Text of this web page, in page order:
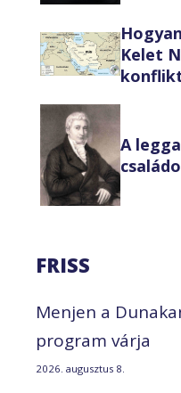
Kelet
A
FRISS
Menjen a
program várja
2026. augusztus 8.